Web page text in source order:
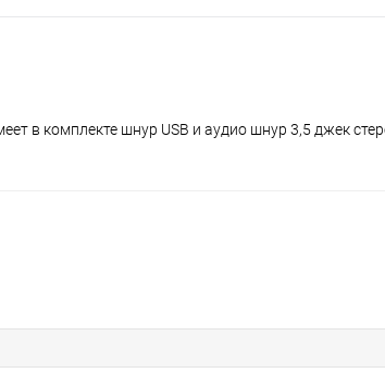
в комплекте шнур USB и аудио шнур 3,5 джек